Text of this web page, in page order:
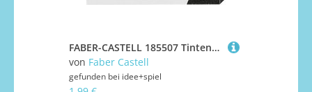
FABER-CASTELL 185507 Tintenpatronen Standard schwarz 6er
von Faber Castell
gefunden bei idee+spiel